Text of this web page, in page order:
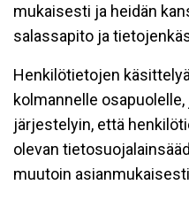
mukaisesti ja heidän
salassapito ja
Henkilötietojen
kolmannelle
järjestelyin, että
olevan
muutoin